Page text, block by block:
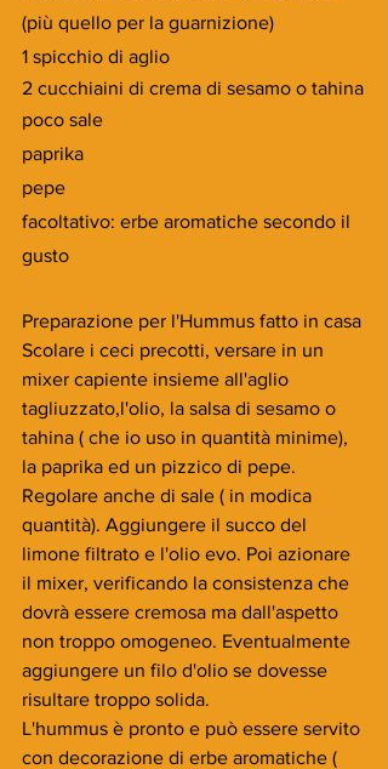
(più quello per la guarnizione)
1 spicchio di aglio
2 cucchiaini di crema di sesamo o tahina
poco sale
paprika
pepe
facoltativo: erbe aromatiche secondo il
gusto
Preparazione per l'Hummus fatto in casa
Scolare i ceci precotti, versare in un
mixer capiente insieme all'aglio
tagliuzzato,l'olio, la salsa di sesamo o
tahina ( che io uso in quantità minime),
la paprika ed un pizzico di pepe.
Regolare anche di sale ( in modica
quantità). Aggiungere il succo del
limone filtrato e l'olio evo. Poi azionare
il mixer, verificando la consistenza che
dovrà essere cremosa ma dall'aspetto
non troppo omogeneo. Eventualmente
aggiungere un filo d'olio se dovesse
risultare troppo solida.
L'hummus è pronto e può essere servito
con decorazione di erbe aromatiche (